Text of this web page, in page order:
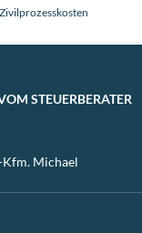
Zivilprozesskosten
STEUERBERATER
Michael